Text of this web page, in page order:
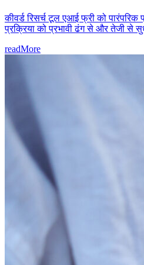
कीवर्ड रिसर्च टूल एआई फ्री को पारंपरिक
प्रक्रिया को प्रभावी ढंग से और तेजी से
readMore